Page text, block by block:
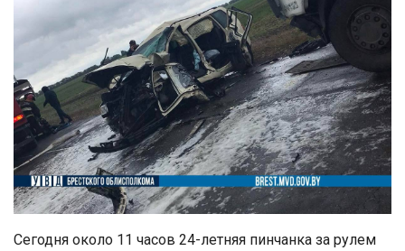
Сегодня около 11 часов 24-летняя пинчанка за рулем